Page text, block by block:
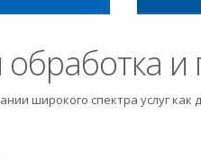
обработка
широкого спектра услуг